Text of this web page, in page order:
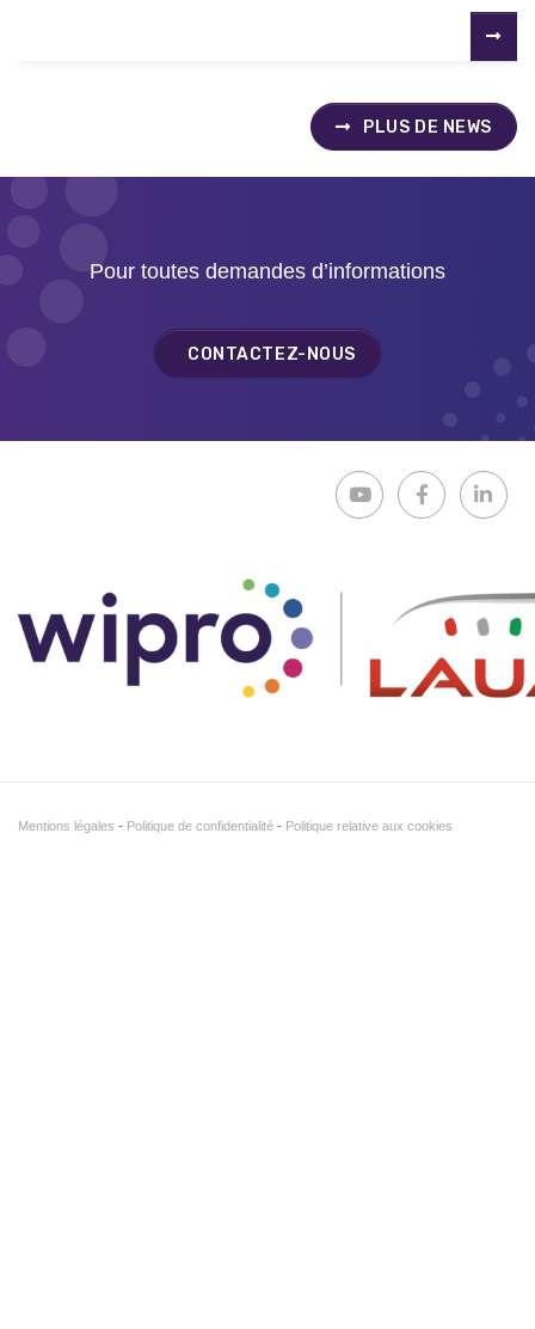
PLUS DE NEWS
Pour toutes demandes d’informations
CONTACTEZ-NOUS
Mentions légales Politique de confidentialité Politique relative aux cookies